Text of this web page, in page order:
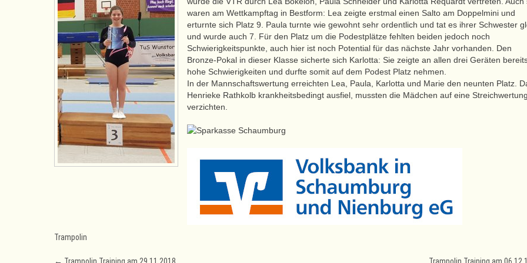
waren am Wettkampftag in Bestform: Lea zeigte erstmal einen Salto am Doppelmini und
erturnte sich Platz 9. Paula turnte wie gewohnt sehr ordentlich und tat es ihrer Schwester
und wurde auch 7. Für den Platz um die Podestplätze fehlten beiden jedoch noch
Schwierigkeitspunkte, auch hier ist noch Potential für das nächste Jahr vorhanden. Den
Bronze-Pokal in dieser Klasse sicherte sich Karlotta: Sie zeigte an allen drei Geräten
hohe Schwierigkeiten und durfte somit auf dem Podest Platz nehmen.
In der Mannschaftswertung erreichten Lea, Paula, Karlotta und Marie den neunten Platz.
Henrieke Rathkolb krankheitsbedingt ausfiel, mussten die Mädchen auf eine Streichwertung
verzichten.
Trampolin
← Trampolin Training am 29.11.2018 Trampolin Training am